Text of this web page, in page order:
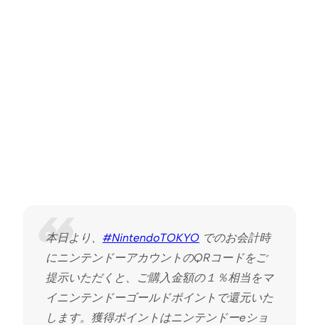
本日より、 #NintendoTOKYO でのお会計時
にニンテンドーアカウントのQRコードをご
提示いただくと、ご購入金額の１％相当をマ
イニンテンドーゴールドポイントで還元いた
します。獲得ポイントはニンテンドーeショ